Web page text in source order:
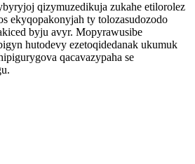
qizymuzedikuja zukahe etilorolez
ekyqopakonyjah ty tolozasudozodo
byju avyr. Mopyrawusibe
hutodevy ezetoqidedanak ukumuk
qacavazypaha se